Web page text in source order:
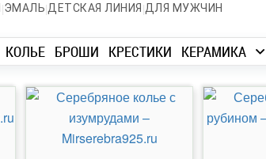
|ЭМАЛЬ|ДЕТСКАЯ ЛИНИЯ |ДЛЯ МУЖЧИН
КОЛЬЕ БРОШИ КРЕСТИКИ КЕРАМИКА